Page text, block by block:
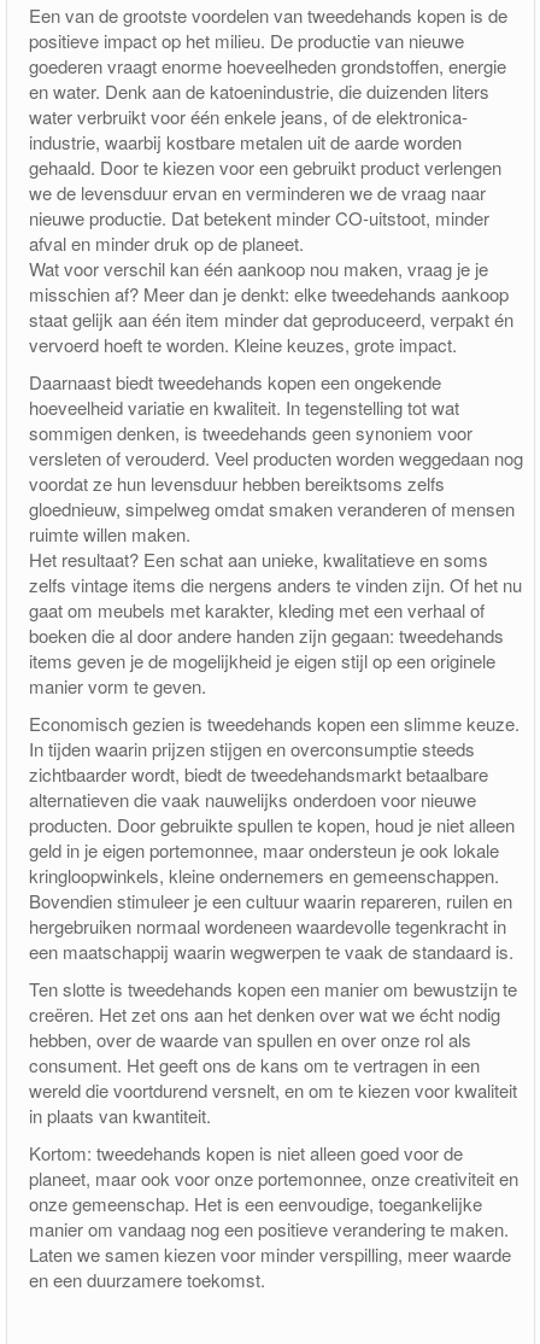
Een van de grootste voordelen van tweedehands kopen is de
positieve impact op het milieu. De productie van nieuwe
goederen vraagt enorme hoeveelheden grondstoffen, energie
en water. Denk aan de katoenindustrie, die duizenden liters
water verbruikt voor één enkele jeans, of de elektronica-
industrie, waarbij kostbare metalen uit de aarde worden
gehaald. Door te kiezen voor een gebruikt product verlengen
we de levensduur ervan en verminderen we de vraag naar
nieuwe productie. Dat betekent minder CO-uitstoot, minder
afval en minder druk op de planeet.
Wat voor verschil kan één aankoop nou maken, vraag je je
misschien af? Meer dan je denkt: elke tweedehands aankoop
staat gelijk aan één item minder dat geproduceerd, verpakt én
vervoerd hoeft te worden. Kleine keuzes, grote impact.
Daarnaast biedt tweedehands kopen een ongekende
hoeveelheid variatie en kwaliteit. In tegenstelling tot wat
sommigen denken, is tweedehands geen synoniem voor
versleten of verouderd. Veel producten worden weggedaan nog
voordat ze hun levensduur hebben bereiktsoms zelfs
gloednieuw, simpelweg omdat smaken veranderen of mensen
ruimte willen maken.
Het resultaat? Een schat aan unieke, kwalitatieve en soms
zelfs vintage items die nergens anders te vinden zijn. Of het nu
gaat om meubels met karakter, kleding met een verhaal of
boeken die al door andere handen zijn gegaan: tweedehands
items geven je de mogelijkheid je eigen stijl op een originele
manier vorm te geven.
Economisch gezien is tweedehands kopen een slimme keuze.
In tijden waarin prijzen stijgen en overconsumptie steeds
zichtbaarder wordt, biedt de tweedehandsmarkt betaalbare
alternatieven die vaak nauwelijks onderdoen voor nieuwe
producten. Door gebruikte spullen te kopen, houd je niet alleen
geld in je eigen portemonnee, maar ondersteun je ook lokale
kringloopwinkels, kleine ondernemers en gemeenschappen.
Bovendien stimuleer je een cultuur waarin repareren, ruilen en
hergebruiken normaal wordeneen waardevolle tegenkracht in
een maatschappij waarin wegwerpen te vaak de standaard is.
Ten slotte is tweedehands kopen een manier om bewustzijn te
creëren. Het zet ons aan het denken over wat we écht nodig
hebben, over de waarde van spullen en over onze rol als
consument. Het geeft ons de kans om te vertragen in een
wereld die voortdurend versnelt, en om te kiezen voor kwaliteit
in plaats van kwantiteit.
Kortom: tweedehands kopen is niet alleen goed voor de
planeet, maar ook voor onze portemonnee, onze creativiteit en
onze gemeenschap. Het is een eenvoudige, toegankelijke
manier om vandaag nog een positieve verandering te maken.
Laten we samen kiezen voor minder verspilling, meer waarde
en een duurzamere toekomst.